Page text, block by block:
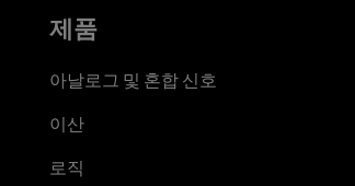
제품
아날로그 및 혼합 신호
이산
로직